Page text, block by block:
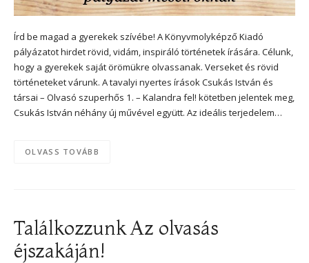
Írd be magad a gyerekek szívébe! A Könyvmolyképző Kiadó
pályázatot hirdet rövid, vidám, inspiráló történetek írására. Célunk,
hogy a gyerekek saját örömükre olvassanak. Verseket és rövid
történeteket várunk. A tavalyi nyertes írások Csukás István és
társai – Olvasó szuperhős 1. – Kalandra fel! kötetben jelentek meg,
Csukás István néhány új művével együtt. Az ideális terjedelem…
OLVASS TOVÁBB
Találkozzunk Az olvasás
éjszakáján!